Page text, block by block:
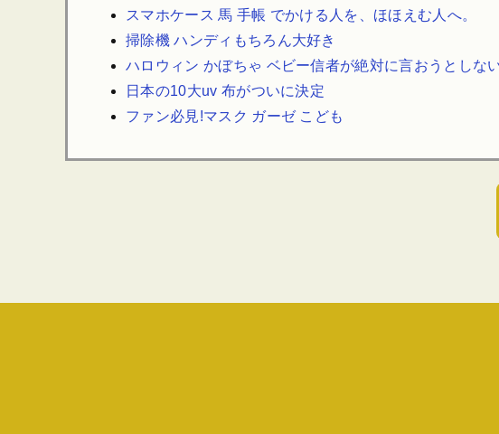
スマホケース 馬 手帳 でかける人を、ほほえむ人へ。
掃除機 ハンディもちろん大好き
ハロウィン かぼちゃ ベビー信者が絶対に言おうとしな
日本の10大uv 布がついに決定
ファン必見!マスク ガーゼ こども